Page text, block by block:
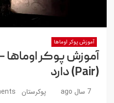
آموزش پوکر اوماها
آموزش پوکر اوماها
(Pair) دارد
7 سال ago پوکرستان